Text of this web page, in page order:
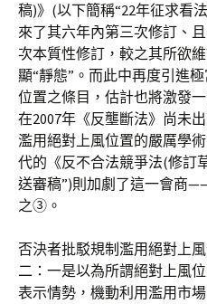
稿)》(以下簡稱“22年征求看
來了其六年內第三次修訂、
次本質性修訂，較之其所欲
顯“靜態”。而此中再度引進
位置之條目，估計也將激發
在2007年《反壟斷法》尚未
濫用絕對上風位置的嚴厲學
代的《反不合法競爭法(修訂
送審稿”)則加劇了這一會商
之③。
否決者批駁規制濫用絕對上
二：一是以為所謂絕對上風
表示情勢，機動利用濫用市